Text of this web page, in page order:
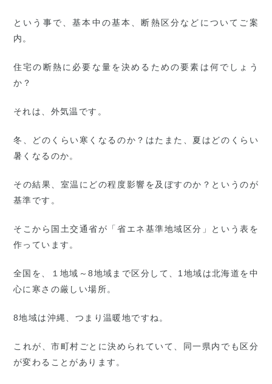
という事で、基本中の基本、断熱区分などについてご案
内。
住宅の断熱に必要な量を決めるための要素は何でしょう
か？
それは、外気温です。
冬、どのくらい寒くなるのか？はたまた、夏はどのくらい
暑くなるのか。
その結果、室温にどの程度影響を及ぼすのか？というのが
基準です。
そこから国土交通省が「省エネ基準地域区分」という表を
作っています。
全国を、１地域～8地域まで区分して、1地域は北海道を中
心に寒さの厳しい場所。
8地域は沖縄、つまり温暖地ですね。
これが、市町村ごとに決められていて、同一県内でも区分
が変わることがあります。